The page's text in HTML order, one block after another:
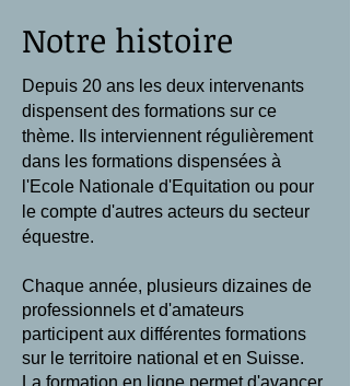
Notre histoire
Depuis 20 ans les deux intervenants
dispensent des formations sur ce
thème. Ils interviennent régulièrement
dans les formations dispensées à
l'Ecole Nationale d'Equitation ou pour
le compte d'autres acteurs du secteur
équestre.
Chaque année, plusieurs dizaines de
professionnels et d'amateurs
participent aux différentes formations
sur le territoire national et en Suisse.
La formation en ligne permet d'avancer